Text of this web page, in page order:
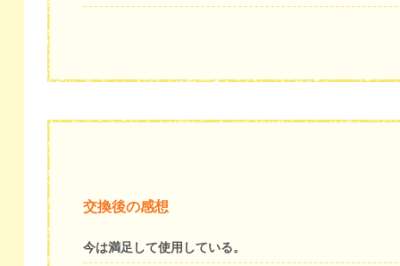
交換後の感想
今は満足して使用している。